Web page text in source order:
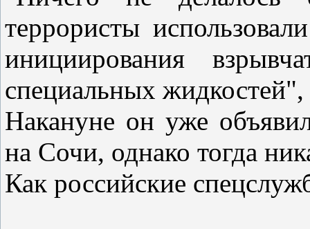
террористы
инициирования
специальных
Накануне он уже
на Сочи, однако тогда
Как российские